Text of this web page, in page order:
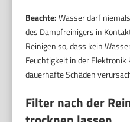
Beachte:Wasser darf
des Dampfreinigers in
Reinigen so, dass kein
Feuchtigkeit in der Elektronik
dauerhafte Schäden
Filter nach der